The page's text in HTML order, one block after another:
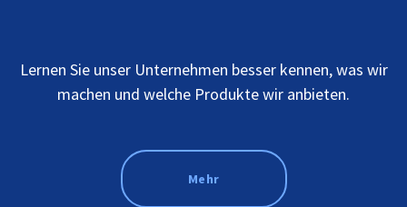
Lernen Sie unser Unternehmen besser kennen, was wir
machen und welche Produkte wir anbieten.
Mehr